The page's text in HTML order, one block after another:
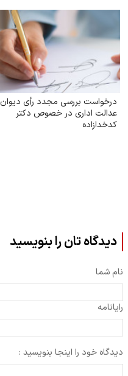
درخواست بررسی مجدد رأی دیوان
عدالت اداری در خصوص دکتر
کدخدازاده
دیدگاه تان را بنویسید
نام شما
رایانامه
دیدگاه خود را اینجا بنویسید :